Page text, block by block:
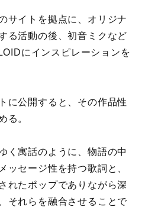
サイトを拠点に、オリジナ
る活動の後、初音ミクなど
にインスピレーションを
に公開すると、その作品性
る。
く寓話のように、物語の中
ッセージ性を持つ歌詞と、
れたポップでありながら深
それらを融合させることで